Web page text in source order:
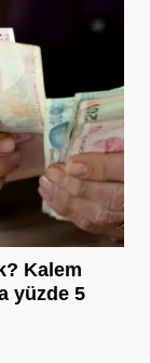
Kalem
yüzde 5